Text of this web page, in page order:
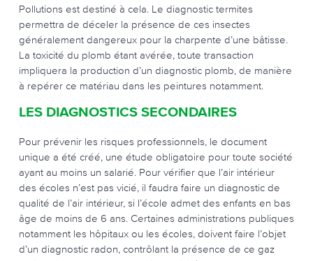
Pollutions est destiné à cela. Le diagnostic termites
permettra de déceler la présence de ces insectes
généralement dangereux pour la charpente d’une bâtisse.
La toxicité du plomb étant avérée, toute transaction
impliquera la production d’un diagnostic plomb, de manière
à repérer ce matériau dans les peintures notamment.
LES DIAGNOSTICS SECONDAIRES
Pour prévenir les risques professionnels, le document
unique a été créé, une étude obligatoire pour toute société
ayant au moins un salarié. Pour vérifier que l’air intérieur
des écoles n’est pas vicié, il faudra faire un diagnostic de
qualité de l’air intérieur, si l’école admet des enfants en bas
âge de moins de 6 ans. Certaines administrations publiques
notamment les hôpitaux ou les écoles, doivent faire l’objet
d’un diagnostic radon, contrôlant la présence de ce gaz